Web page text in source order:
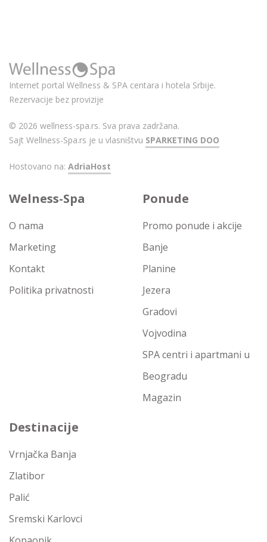
Internet portal Wellness & SPA centara i hotela Srbije.
Rezervacije bez provizije
© 2026 wellness-spa.rs. Sva prava zadržana.
Sajt Wellness-Spa.rs je u vlasništvu SPARKETING DOO
Hostovano na: AdriaHost
Welness-Spa
O nama
Marketing
Kontakt
Politika privatnosti
Ponude
Promo ponude i akcije
Banje
Planine
Jezera
Gradovi
Vojvodina
SPA centri i apartmani u
Beogradu
Magazin
Destinacije
Vrnjačka Banja
Zlatibor
Palić
Sremski Karlovci